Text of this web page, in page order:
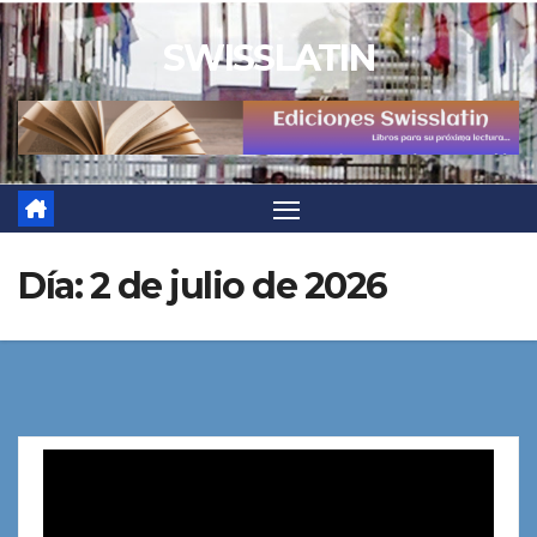
Saltar
al
contenido
SWISSLATIN
Día:2 de julio de 2026